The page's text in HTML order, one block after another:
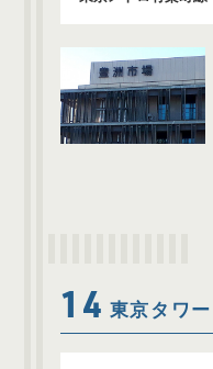
14 東京タワー